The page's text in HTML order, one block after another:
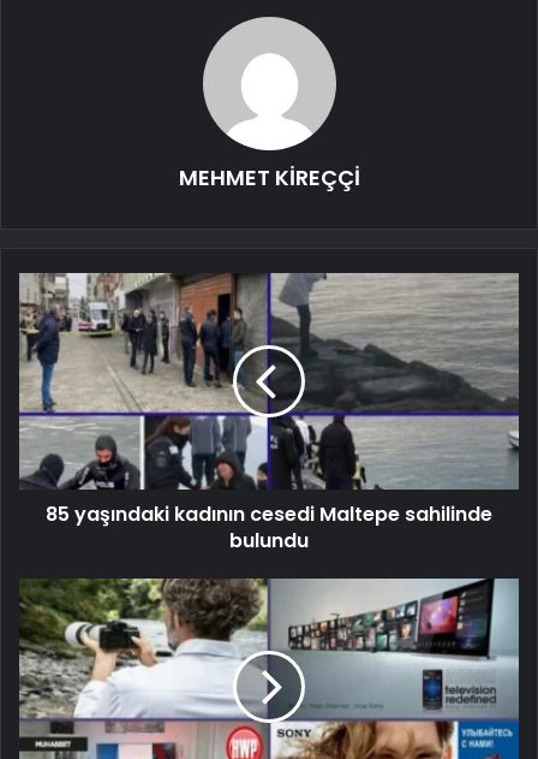
MEHMET KİREÇÇİ
85 yaşındaki kadının cesedi Maltepe sahilinde
bulundu